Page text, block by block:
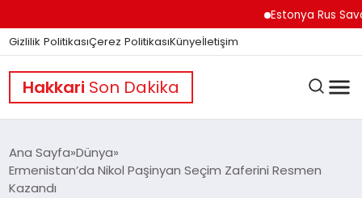
Estonya Rus
Gizlilik PolitikasıÇerez PolitikasıKünyeİletişim
Hakkari Son Dakika
GÜNDEM
Ana Sayfa Dünya
Ermenistan’da Nikol Paşinyan Seçim Zaferini Resmen
Kazandı